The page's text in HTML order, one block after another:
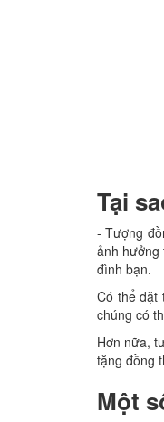
Tại
- Tượng
ảnh hưởng
đình bạn.
Có thể đặt
chúng có
Hơn nữa,
tặng đồng
Một